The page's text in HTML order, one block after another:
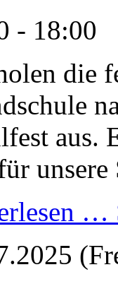
- 18:00
die
aus.
unsere
…